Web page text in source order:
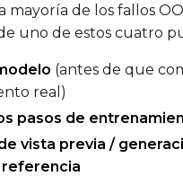
mayoría de los fallos
uno de estos cuatro
(antes de que
real)
pasos de
vista previa /